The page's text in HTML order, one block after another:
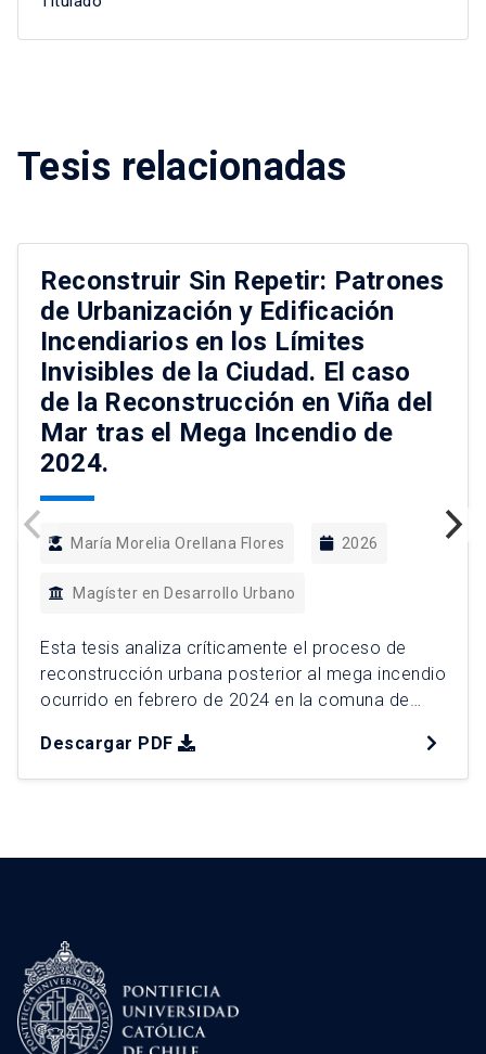
Tesis relacionadas
Reconstruir Sin Repetir: Patrones
de Urbanización y Edificación
Incendiarios en los Límites
Invisibles de la Ciudad. El caso
de la Reconstrucción en Viña del
Mar tras el Mega Incendio de
2024.
María Morelia Orellana Flores 2026
Magíster en Desarrollo Urbano
Esta tesis analiza críticamente el proceso de
reconstrucción urbana posterior al mega incendio
ocurrido en febrero de 2024 en la comuna de
más grave en la historia reciente de Chile. Esta
catástrofe evidencia a la interfaz urbano rural
Descargar PDF